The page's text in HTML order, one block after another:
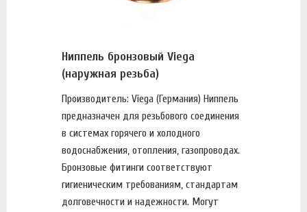
Ниппель бронзовый Viega
(наружная резьба)
Производитель: Viega (Германия) Ниппель
предназначен для резьбового соединения
в системах горячего и холодного
водоснабжения, отопления, газопроводах.
Бронзовые фитинги соответствуют
гигиеническим требованиям, стандартам
долговечности и надежности. Могут